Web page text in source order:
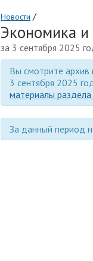
Новости /
Экономика и
за 3 сентября 2025
Вы смотрите архив
3 сентября 2025
материалы
За данный период